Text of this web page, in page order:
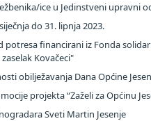
ice u Jedinstveni upravni
do 31. lipnja 2023.
potresa financirani iz Fonda
Kovačeci"
obilježavanja Dana Općine
projekta “Zaželi za Općinu
Sveti Martin Jesenje